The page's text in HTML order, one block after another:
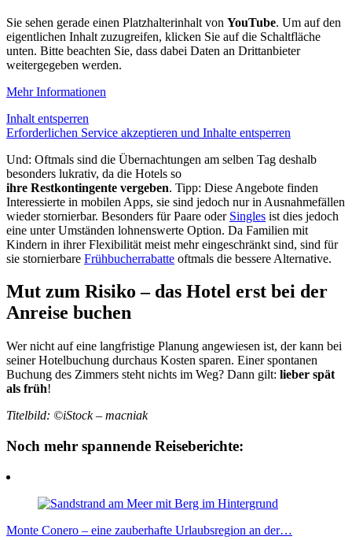
Sie sehen gerade einen Platzhalterinhalt von YouTube. Um auf den
eigentlichen Inhalt zuzugreifen, klicken Sie auf die Schaltfläche
unten. Bitte beachten Sie, dass dabei Daten an Drittanbieter
weitergegeben werden.
Mehr Informationen
Inhalt entsperren
Erforderlichen Service akzeptieren und Inhalte entsperren
Und: Oftmals sind die Übernachtungen am selben Tag deshalb
besonders lukrativ, da die Hotels so
ihre Restkontingente vergeben. Tipp: Diese Angebote finden
Interessierte in mobilen Apps, sie sind jedoch nur in Ausnahmefällen
wiederstornierbar. Besonders für Paare oder Singles ist dies jedoch
eine unter Umständen lohnenswerte Option. Da Familien mit
Kindern in ihrer Flexibilität meist mehr eingeschränkt sind, sind für
sie stornierbare Frühbucherrabatte oftmals die bessere Alternative.
Mut zum Risiko – das Hotel erst bei der
Anreise buchen
Wer nicht auf eine langfristige Planung angewiesen ist, der kann bei
seinerHotelbuchung durchaus Kosten sparen. Einer spontanen
Buchung des Zimmers steht nichts im Weg? Dann gilt: lieber spät
als früh!
Titelbild: ©iStock – macniak
Noch mehr spannende Reiseberichte:
Monte Conero – eine zauberhafte Urlaubsregion an der…